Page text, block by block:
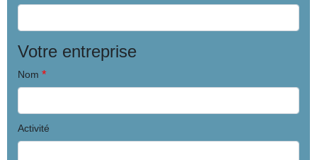
Votre entreprise
Nom *
Activité